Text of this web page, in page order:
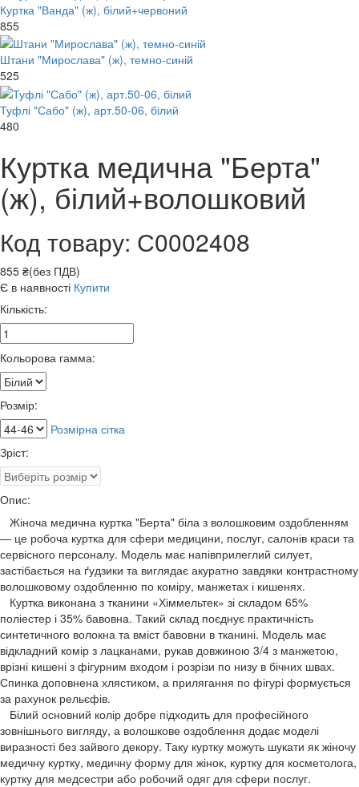
Куртка "Ванда" (ж), білий+червоний
855
Штани "Мирослава" (ж), темно-синій
525
Туфлі "Сабо" (ж), арт.50-06, білий
480
Куртка медична "Берта"
(ж), білий+волошковий
Код товару: С0002408
855 ₴(без ПДВ)
Є в наявності Купити
Кількість:
Кольорова гамма:
Розмір:
Розмірна сітка
Зріст:
Опис:
Жіноча медична куртка "Берта" біла з волошковим оздобленням
— це робоча куртка для сфери медицини, послуг, салонів краси та
сервісного персоналу. Модель має напівприлеглий силует,
застібається на ґудзики та виглядає акуратно завдяки контрастному
волошковому оздобленню по коміру, манжетах і кишенях.
Куртка виконана з тканини «Хіммельтек» зі складом 65%
поліестер і 35% бавовна. Такий склад поєднує практичність
синтетичного волокна та вміст бавовни в тканині. Модель має
відкладний комір з лацканами, рукав довжиною 3/4 з манжетою,
врізні кишені з фігурним входом і розрізи по низу в бічних швах.
Спинка доповнена хлястиком, а прилягання по фігурі формується
за рахунок рельєфів.
Білий основний колір добре підходить для професійного
зовнішнього вигляду, а волошкове оздоблення додає моделі
виразності без зайвого декору. Таку куртку можуть шукати як жіночу
медичну куртку, медичну форму для жінок, куртку для косметолога,
куртку для медсестри або робочий одяг для сфери послуг.